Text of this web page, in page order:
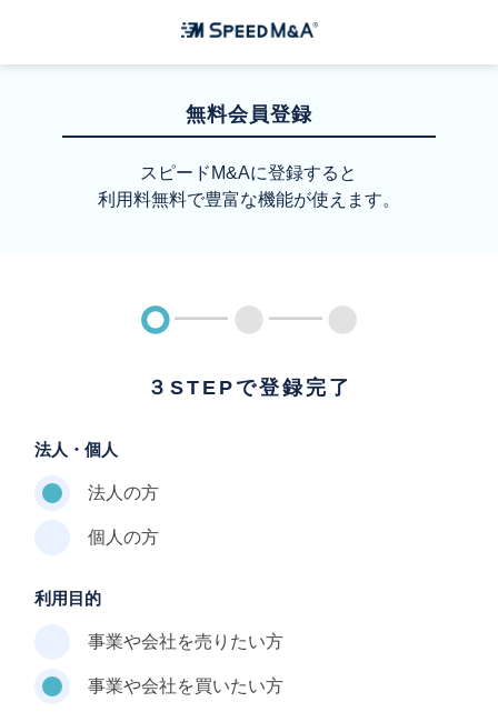
無料会員登録
スピードM&Aに登録すると
利用料無料で豊富な機能が使えます。
３STEPで登録完了
法人・個人
法人の方
個人の方
利用目的
事業や会社を売りたい方
事業や会社を買いたい方